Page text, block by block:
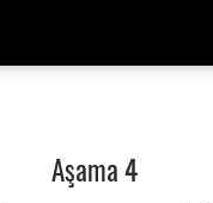
Aşama 4